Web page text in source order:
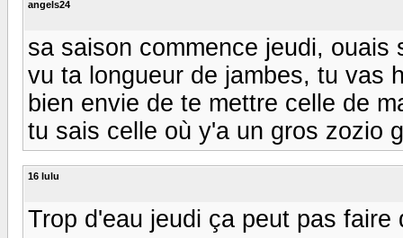
angels24
sa saison commence jeudi,
vu ta longueur de jambes, tu vas
bien envie de te mettre celle de
tu sais celle où y'a un gros zozio
16 lulu
Trop d'eau jeudi ça peut pas